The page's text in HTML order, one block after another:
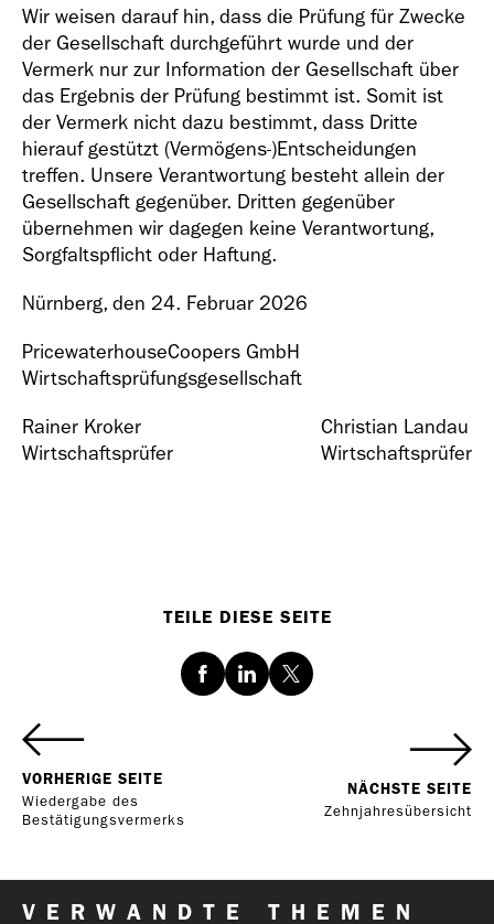
Wir weisen darauf hin, dass die Prüfung für Zwecke
der Gesellschaft durchgeführt wurde und der
Vermerk nur zur Information der Gesellschaft über
das Ergebnis der Prüfung bestimmt ist. Somit ist
der Vermerk nicht dazu bestimmt, dass Dritte
hierauf gestützt (Vermögens-)Entscheidungen
treffen. Unsere Verantwortung besteht allein der
Gesellschaft gegenüber. Dritten gegenüber
übernehmen wir dagegen keine Verantwortung,
Sorgfaltspflicht oder Haftung.
Nürnberg, den 24. Februar 2026
PricewaterhouseCoopers GmbH
Wirtschaftsprüfungsgesellschaft
Rainer Kroker
Wirtschaftsprüfer
Christian Landau
Wirtschaftsprüfer
TEILE DIESE SEITE
FacebookLinkedInTwitter
VORHERIGE SEITE
Wiedergabe des
Bestätigungsvermerks
NÄCHSTE SEITE
Zehnjahresübersicht
VERWANDTE THEMEN